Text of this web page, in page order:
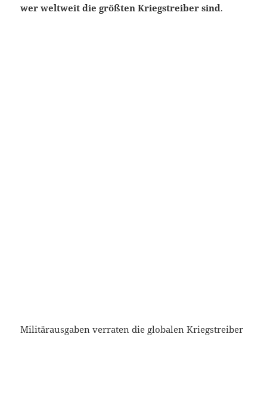
wer weltweit die größten Kriegstreiber sind.
Militärausgaben verraten die globalen Kriegstreiber